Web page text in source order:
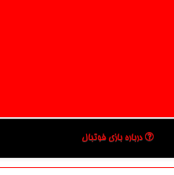
درباره بازی فوتبال